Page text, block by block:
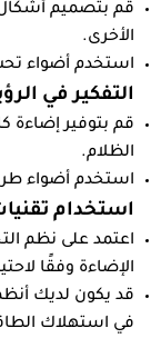
قم بتصميم أشكال
الأخرى.
استخدم أضواء
التفكير في
قم بتوفير إضاءة
الظلام.
استخدم أضواء
استخدام
اعتمد على نظم
الإضاءة وفقًا
قد يكون لديك
في استهلاك